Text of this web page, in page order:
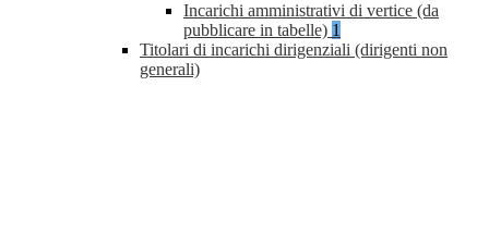
Incarichi amministrativi di vertice (da
pubblicare in tabelle) 1
Titolari di incarichi dirigenziali (dirigenti non
generali)